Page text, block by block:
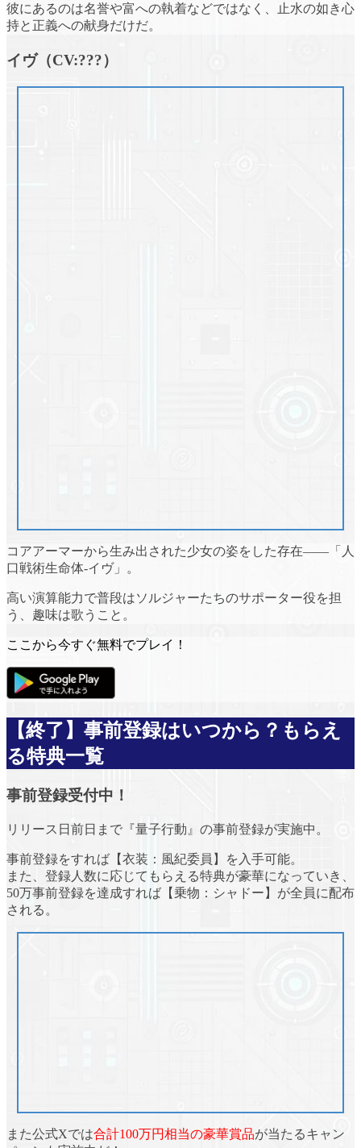
彼にあるのは名誉や富への執着などではなく、止水の如き心
持と正義への献身だけだ。
イヴ（CV:???）
コアアーマーから生み出された少女の姿をした存在――「人
口戦術生命体-イヴ」。
高い演算能力で普段はソルジャーたちのサポーター役を担
う、趣味は歌うこと。
ここから今すぐ無料でプレイ！
【終了】事前登録はいつから？もらえ
る特典一覧
事前登録受付中！
リリース日前日まで『量子行動』の事前登録が実施中。
事前登録をすれば 【衣装：風紀委員】
を入手可能。
また、登録人数に応じてもらえる特典が豪華になっていき、
50万事前登録を達成すれば 【乗物：シャドー】 が全員に配布
される。
また公式Xでは合計100万円相当の豪華賞品が当たるキャン